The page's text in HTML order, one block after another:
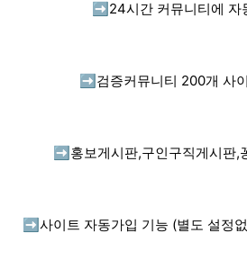
➡️ 24시간 커뮤니티에 자
➡️ 검증커뮤니티 200개 사
➡️ 홍보게시판,구인구직게시판,
➡️ 사이트 자동가입 기능 (별도 설정